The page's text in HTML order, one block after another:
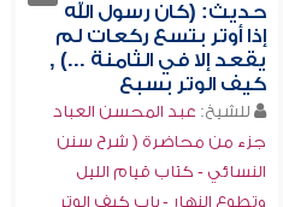
حديث: (كان رسول الله
إذا أوتر بتسع ركعات لم
يقعد إلا في الثامنة ...) ,
كيف الوتر بسبع
للشيخ: عبد المحسن العباد
جزء من محاضرة ( شرح سنن
النسائي - كتاب قيام الليل
وتطوع النهار - باب كيف الوتر